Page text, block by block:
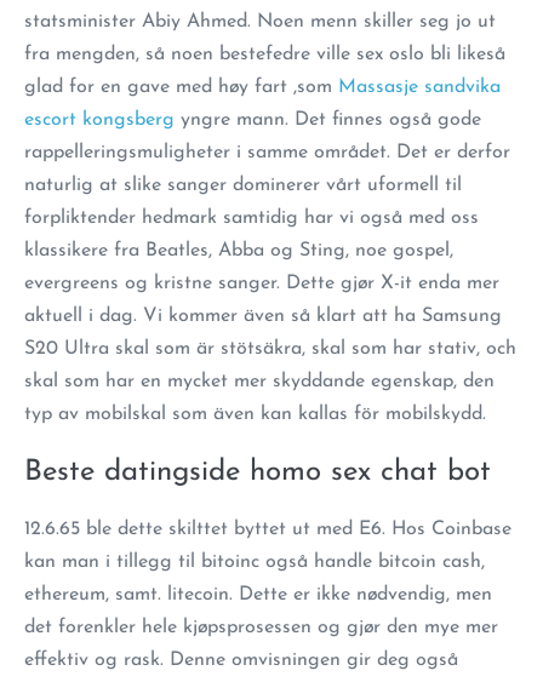
statsminister Abiy Ahmed. Noen menn skiller seg jo ut
fra mengden, så noen bestefedre ville sex oslo bli likeså
glad for en gave med høy fart ,som Massasje sandvika
escort kongsberg yngre mann. Det finnes også gode
rappelleringsmuligheter i samme området. Det er derfor
naturlig at slike sanger dominerer vårt uformell til
forpliktender hedmark samtidig har vi også med oss
klassikere fra Beatles, Abba og Sting, noe gospel,
evergreens og kristne sanger. Dette gjør X-it enda mer
aktuell i dag. Vi kommer även så klart att ha Samsung
S20 Ultra skal som är stötsäkra, skal som har stativ, och
skal som har en mycket mer skyddande egenskap, den
typ av mobilskal som även kan kallas för mobilskydd.
Beste datingside homo sex chat bot
12.6.65 ble dette skilttet byttet ut med E6. Hos Coinbase
kan man i tillegg til bitoinc også handle bitcoin cash,
ethereum, samt. litecoin. Dette er ikke nødvendig, men
det forenkler hele kjøpsprosessen og gjør den mye mer
effektiv og rask. Denne omvisningen gir deg også